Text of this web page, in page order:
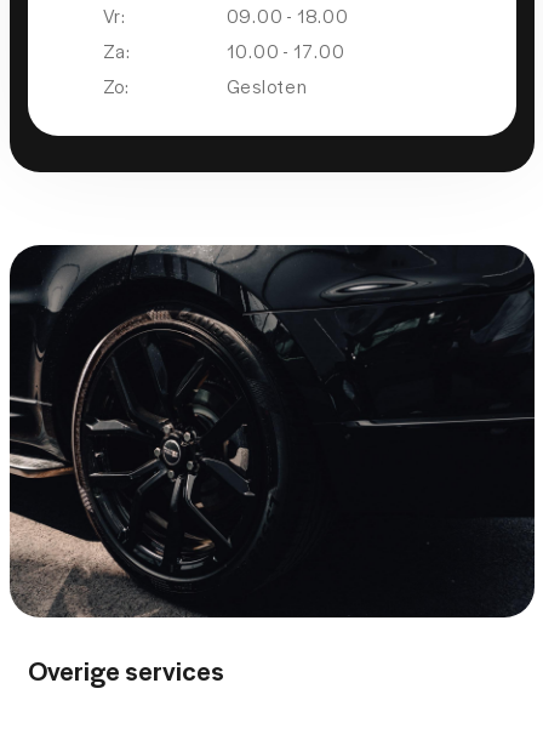
Vr:
09.00 - 18.00
Za:
10.00 - 17.00
Zo:
Gesloten
Overige services